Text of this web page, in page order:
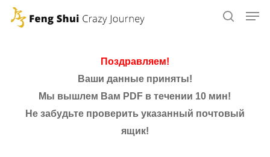
Skip
Поздравляем!
Ваши данные приняты!
Мы вышлем Вам PDF в течении 10 мин!
Не забудьте проверить указанный почтовый
ящик!